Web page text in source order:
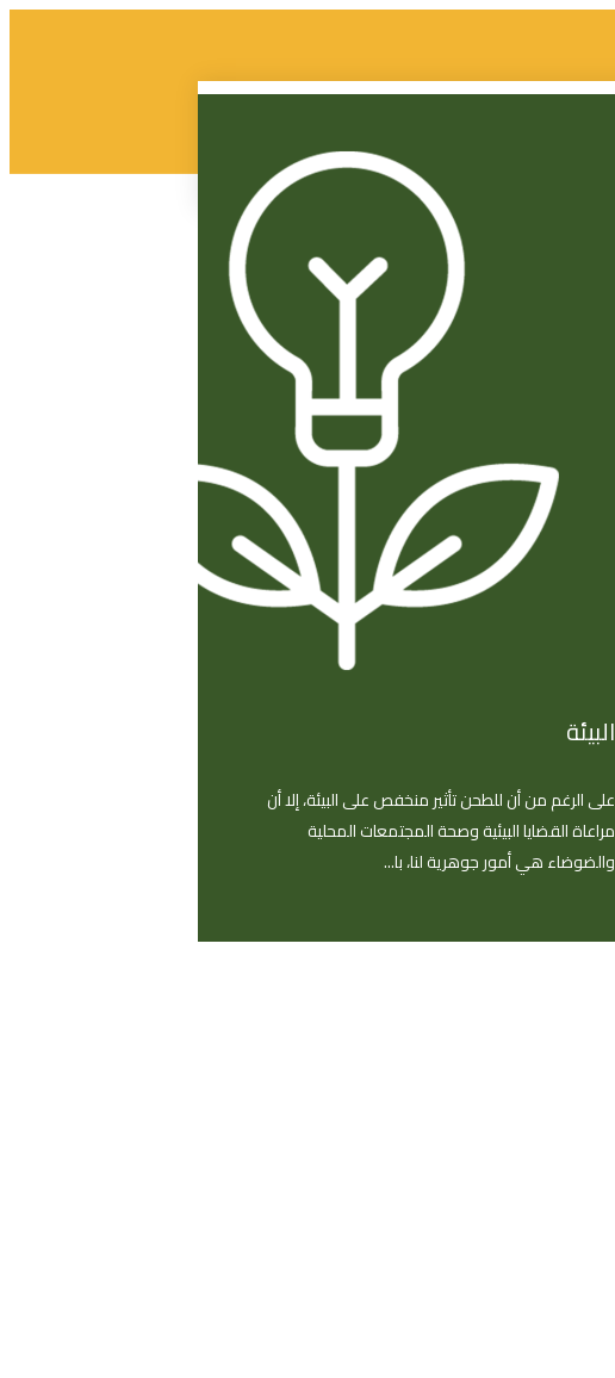
تسلم الإيادي
أطباق رئيسية
حلويات
معجنات
الإعلام
أخبار
فرص عمل
للتواصل
البيئة
على الرغم من أن للطحن تأثير منخفص على البيئة، إلا أن
مراعاة القضايا البيئية وصحة المجتمعات المحلية
والضوضاء هي أمور جوهرية لنا، با...